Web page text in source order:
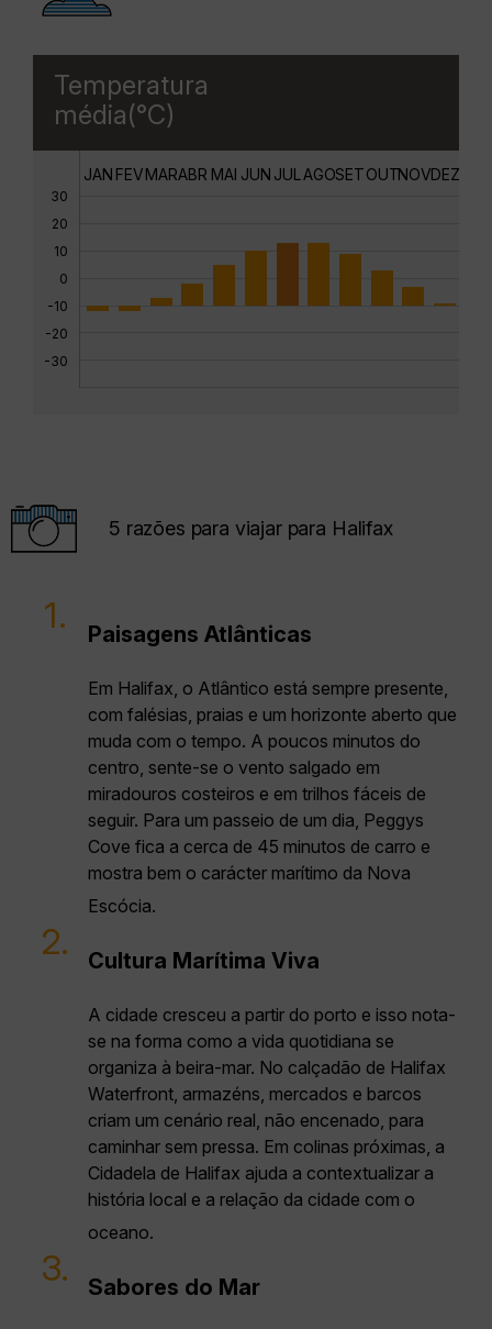
Temperatura
média(°C)
30
20
10
0
-10
-20
-30
JAN FEVMARABR MAI JUN JUL AGOSETOUTNOVDEZ
5 razões para viajar para Halifax
1. Paisagens Atlânticas
Em Halifax, o Atlântico está sempre presente,
com falésias, praias e um horizonte aberto que
muda com o tempo. A poucos minutos do
centro, sente-se o vento salgado em
miradouros costeiros e em trilhos fáceis de
seguir. Para um passeio de um dia, Peggys
Cove fica a cerca de 45 minutos de carro e
mostra bem o carácter marítimo da Nova
Escócia.
2. Cultura Marítima Viva
A cidade cresceu a partir do porto e isso nota-
se na forma como a vida quotidiana se
organiza à beira-mar. No calçadão de Halifax
Waterfront, armazéns, mercados e barcos
criam um cenário real, não encenado, para
caminhar sem pressa. Em colinas próximas, a
Cidadela de Halifax ajuda a contextualizar a
história local e a relação da cidade com o
oceano.
3. Sabores do Mar